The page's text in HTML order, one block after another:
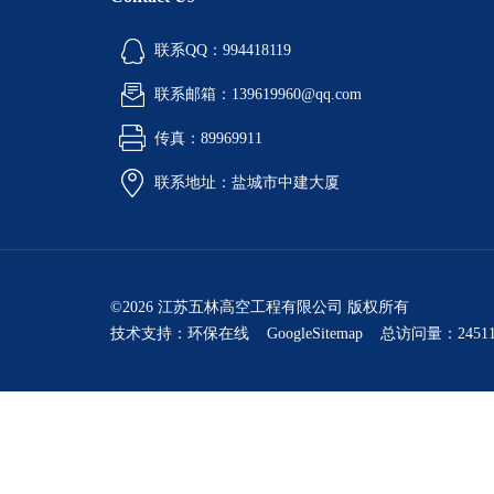
联系QQ：994418119
联系邮箱：139619960@qq.com
传真：89969911
联系地址：盐城市中建大厦
©2026 江苏五林高空工程有限公司 版权所有
技术支持： 环保在线 GoogleSitemap 总访问量：